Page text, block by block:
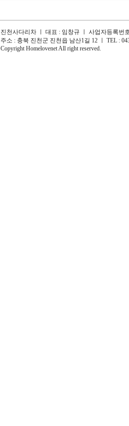
진천사다리차 ㅣ 대표 : 임창규 ㅣ 사업자등록번
주소 : 충북 진천군 진천읍 남산1길 12 ㅣ TEL :
Copyright Homelovenet All right reserved.